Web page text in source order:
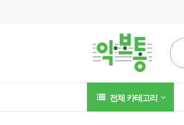
전체 카테고리